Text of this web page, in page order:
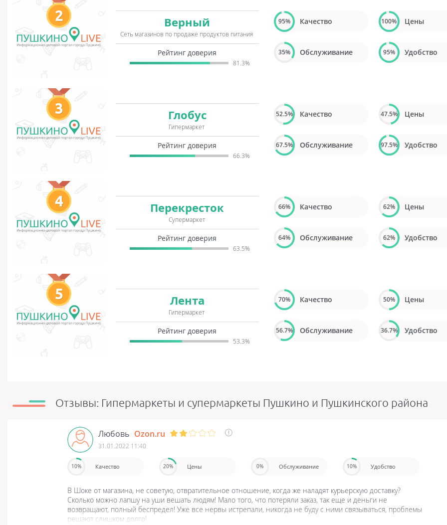
2 Верный
Сеть магазинов по продаже продуктов питания
Рейтинг доверия
81.3%
95% Качество 100% Цены
35% Обслуживание 95% Удобство
3 Глобус
Гипермаркет
Рейтинг доверия
66.3%
52.5% Качество 47.5% Цены
67.5% Обслуживание 97.5% Удобство
4 Перекресток
Супермаркет
Рейтинг доверия
63.5%
66% Качество 62% Цены
64% Обслуживание 62% Удобство
5 Лента
Гипермаркет
Рейтинг доверия
53.3%
70% Качество 50% Цены
56.7% Обслуживание 36.7% Удобство
Отзывы: Гипермаркеты и супермаркеты Пушкино и Пушкинского района
Любовь Ozon.ru
31.01.2022 11:40
10% Качество 20% Цены 0% Обслуживание 10% Удобство
В Шоке от магазина, не советую, отвратительное отношение, когда же наладят курьерскую доставку?
Сколько можно лапшу на уши вешать людям! Мало того, что потеряли заказ, так еще и деньги не
возвращают, полный беспредел! Уже все нервы истрепали, никогда не буду с ними связываться, проблемы
решают слишком долго!